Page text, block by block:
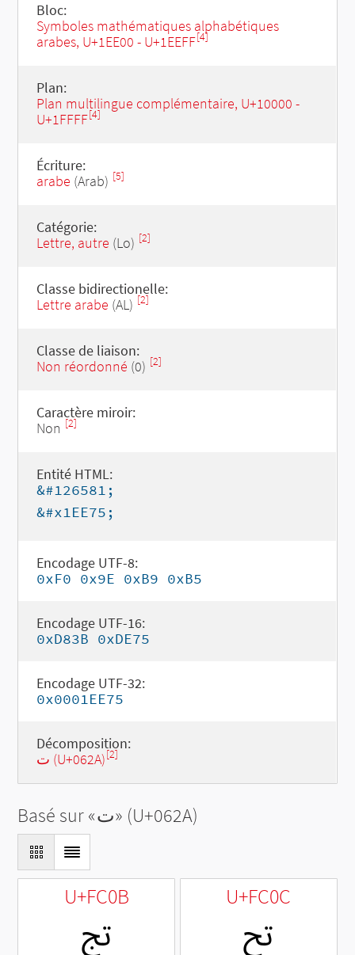
Bloc:
Symboles mathématiques alphabétiques
arabes, U+1EE00 - U+1EEFF[4]
Plan:
Plan multilingue complémentaire, U+10000 -
U+1FFFF[4]
Écriture:
arabe (Arab) [5]
Catégorie:
Lettre, autre (Lo) [2]
Classe bidirectionelle:
Lettre arabe (AL) [2]
Classe de liaison:
Non réordonné (0) [2]
Caractère miroir:
Non [2]
Entité HTML:
&#126581;
&#x1EE75;
Encodage UTF-8:
0xF0 0x9E 0xB9 0xB5
Encodage UTF-16:
0xD83B 0xDE75
Encodage UTF-32:
0x0001EE75
Décomposition:
ت (U+062A)[2]
Basé sur «ت» (U+062A)
U+FC0B
ﰋ
U+FC0C
ﰌ